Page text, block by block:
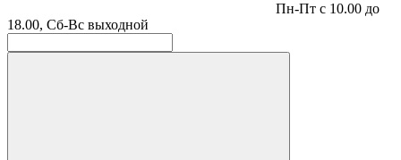
Пн-Пт с 10.00 до
18.00, Сб-Вс выходной